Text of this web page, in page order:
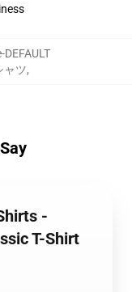
ャツ,
-
T-Shirt